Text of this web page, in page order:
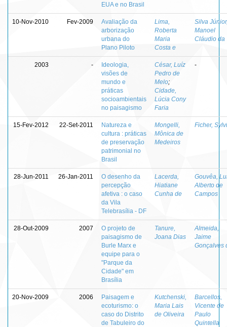
EUA e no Brasil
10-Nov-2010 Fev-2009
Avaliação da
arborização
urbana do
Plano Piloto
Lima,
Roberta
Maria
Costa e
Silva
Manoel
Cláudio da
2003 -
Ideologia,
visões de
mundo e
práticas
socioambientais
no paisagismo
César, Luíz
Pedro de
Melo;
Cidade,
Lúcia Cony
Faria
-
15-Fev-2012 22-Set-2011
Natureza e
cultura : práticas
de preservação
patrimonial no
Brasil
Mongelli,
Mônica de
Medeiros
Ficher,
28-Jun-2011 26-Jan-2011
O desenho da
percepção
afetiva : o caso
da Vila
Telebrasília ‐ DF
Lacerda,
Hiatiane
Cunha de
Gouvêa,
Alberto de
Campos
28-Out-2009 2007
O projeto de
paisagismo de
Burle Marx e
equipe para o
"Parque da
Cidade" em
Brasília
Tanure,
Joana Dias
Almeida,
Jaime
Gonçalves
20-Nov-2009 2006
Paisagem e
ecoturismo: o
caso do Distrito
de Tabuleiro do
Kutchenski,
Maria Lais
de Oliveira
Barcellos,
Vicente de
Paulo
Quintella